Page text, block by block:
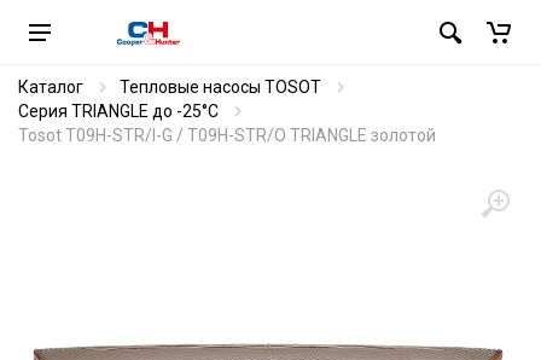
Каталог
Тепловые насосы TOSOT
Серия TRIANGLE до -25°C
Tosot T09H-STR/I-G / T09H-STR/O TRIANGLE золотой